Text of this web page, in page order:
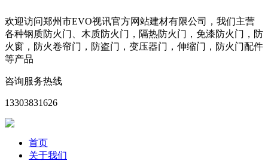
欢迎访问郑州市EVO视讯官方网站建材有限公司，我们主营
各种钢质防火门、木质防火门，隔热防火门，免漆防火门，防
火窗，防火卷帘门，防盗门，变压器门，伸缩门，防火门配件
等产品
咨询服务热线
13303831626
首页
关于我们